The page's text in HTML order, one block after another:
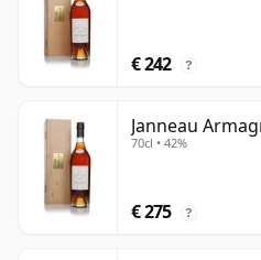
€ 242 ?
Janneau
70cl • 42%
€ 275 ?